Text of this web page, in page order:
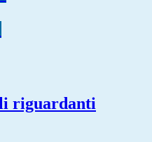
riguardanti